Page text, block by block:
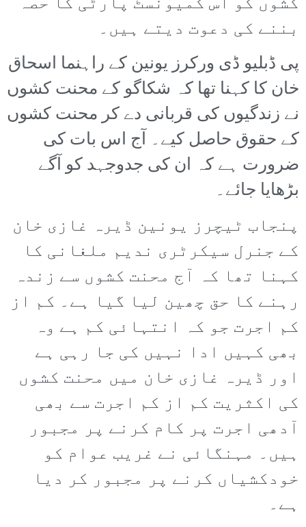
بننے کی دعوت دیتے ہیں۔
پی ڈبلیو ڈی ورکرز یونین کے راہنما اسحاق
خان کا کہنا تھا کہ شکاگو کے محنت کشوں
نے زندگیوں کی قربانی دے کر محنت کشوں
کے حقوق حاصل کیے۔ آج اس بات کی
ضرورت ہے کہ ان کی جدوجہد کو آگے
بڑھایا جائے۔
پنجاب ٹیچرز یونین ڈیرہ غازی خان
کے جنرل سیکرٹری ندیم ملغانی کا
کہنا تھا کہ آج محنت کشوں سے زندہ
رہنے کا حق چھین لیا گیا ہے۔ کم از
کم اجرت جو کہ انتہائی کم ہے وہ
بھی کہیں ادا نہیں کی جا رہی ہے
اور ڈیرہ غازی خان میں محنت کشوں
کی اکثریت کم از کم اجرت سے بھی
آدھی اجرت پر کام کرنے پر مجبور
ہیں۔ مہنگائی نے غریب عوام کو
خودکشیاں کرنے پر مجبور کر دیا
ہے۔